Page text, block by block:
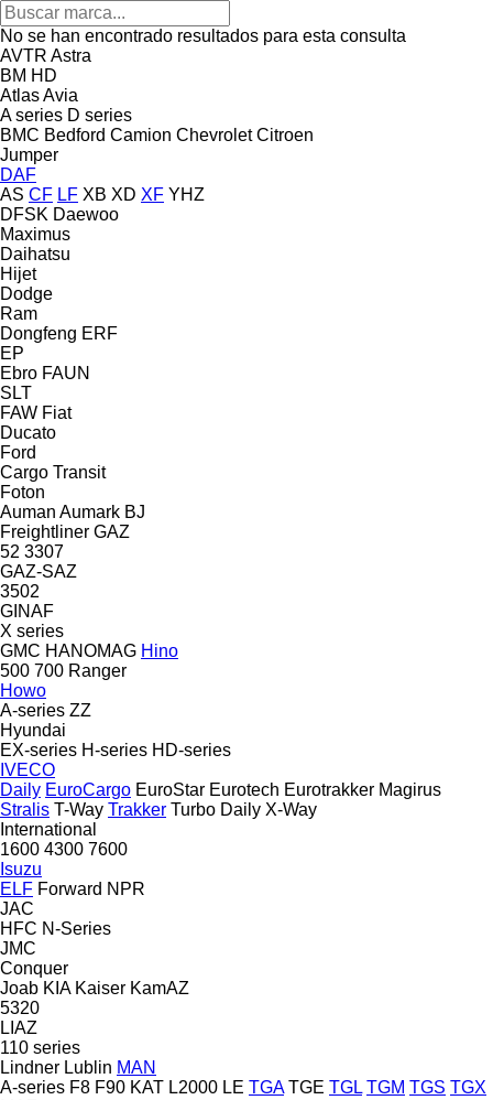
No se han encontrado resultados para esta consulta
AVTR Astra
BM HD
AtlasAvia
A series D series
BMC Bedford Camion Chevrolet Citroen
Jumper
DAF
AS CF LF XB XD XF YHZ
DFSK Daewoo
Maximus
Daihatsu
Hijet
Dodge
Ram
Dongfeng ERF
EP
Ebro FAUN
SLT
FAW Fiat
Ducato
Ford
Cargo Transit
Foton
Auman Aumark BJ
Freightliner GAZ
52 3307
GAZ-SAZ
3502
GINAF
X series
GMC HANOMAG Hino
500 700 Ranger
Howo
A-series ZZ
Hyundai
EX-series H-series HD-series
IVECO
Daily EuroCargo EuroStar Eurotech Eurotrakker Magirus
Stralis T-Way Trakker Turbo Daily X-Way
International
1600 4300 7600
Isuzu
ELF Forward NPR
JAC
HFC N-Series
JMC
Conquer
Joab KIA Kaiser KamAZ
5320
LIAZ
110 series
Lindner Lublin MAN
A-series F8 F90 KAT L2000 LE TGA TGE TGL TGM TGS TGX